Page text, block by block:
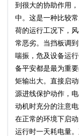
到很大的协助作用
中。这是一种比较
荷的运行工况下，
常恶劣。当挡板调
喘振，危及设备运
备平安都是最为重
矩输出大。直接启
源进线保护动作，
动机时充分的注意
在正常的环境下启
运行时一天耗电量